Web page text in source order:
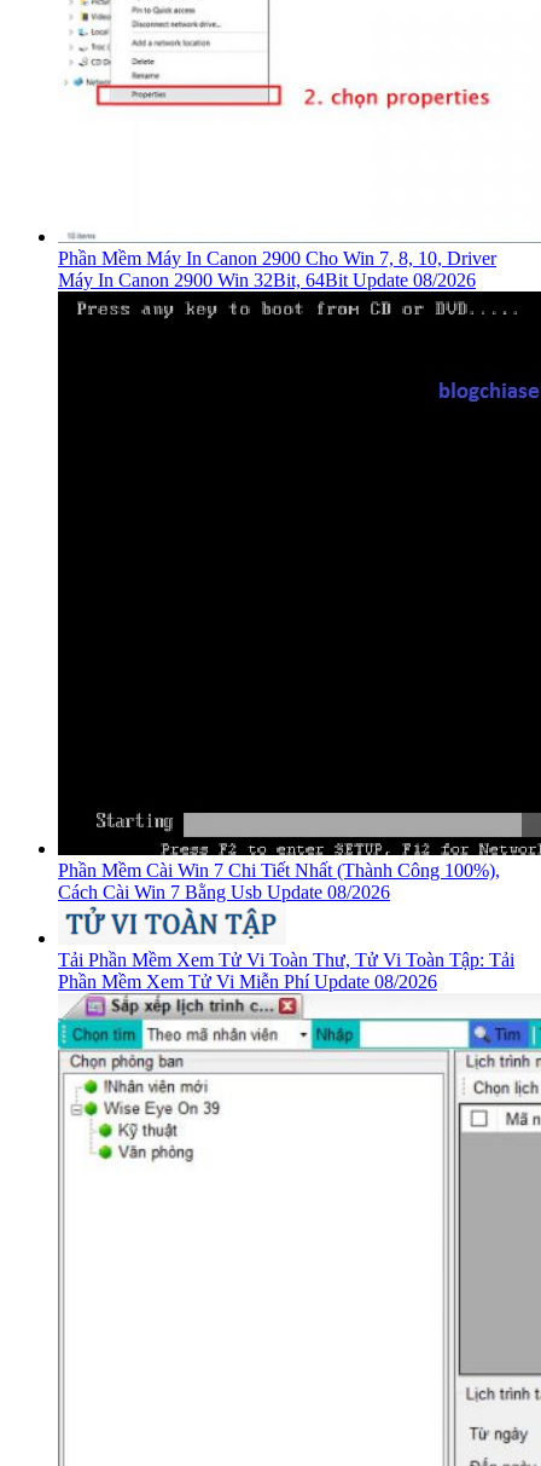
Phần Mềm Máy In Canon 2900 Cho Win 7, 8, 10, Driver
Máy In Canon 2900 Win 32Bit, 64Bit Update 08/2026
Phần Mềm Cài Win 7 Chi Tiết Nhất (Thành Công 100%),
Cách Cài Win 7 Bằng Usb Update 08/2026
Tải Phần Mềm Xem Tử Vi Toàn Thư, Tử Vi Toàn Tập: Tải
Phần Mềm Xem Tử Vi Miễn Phí Update 08/2026